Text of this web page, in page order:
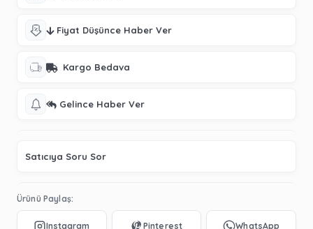
Fiyat Düşünce Haber Ver
Kargo Bedava
Gelince Haber Ver
Satıcıya Soru Sor
Ürünü Paylaş: